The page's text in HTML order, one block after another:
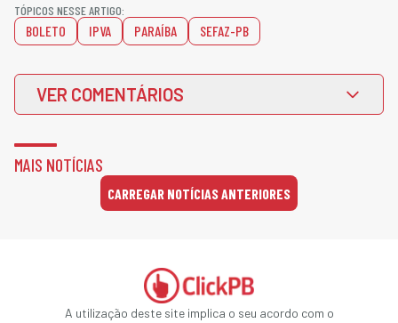
TÓPICOS NESSE ARTIGO:
BOLETO IPVA PARAÍBA SEFAZ-PB
VER COMENTÁRIOS
MAIS NOTÍCIAS
CARREGAR NOTÍCIAS ANTERIORES
A utilização deste site implica o seu acordo com o